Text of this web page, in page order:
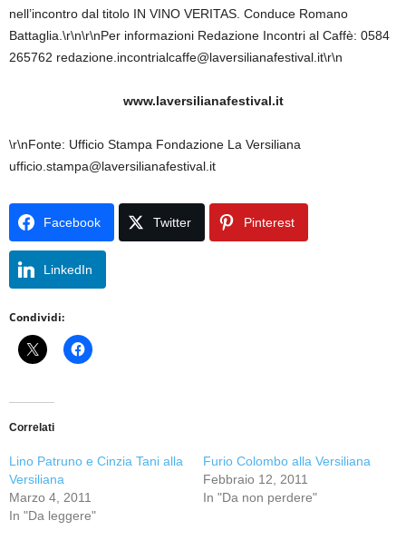
nell’incontro dal titolo IN VINO VERITAS. Conduce Romano
Battaglia.\r\n\r\nPer informazioni Redazione Incontri al Caffè: 0584
265762 redazione.incontrialcaffe@laversilianafestival.it\r\n
www.laversilianafestival.it
\r\nFonte: Ufficio Stampa Fondazione La Versiliana
ufficio.stampa@laversilianafestival.it
Facebook Twitter Pinterest
LinkedIn
Condividi:
Correlati
Lino Patruno e Cinzia Tani alla
Versiliana
Marzo 4, 2011
In "Da leggere"
Furio Colombo alla Versiliana
Febbraio 12, 2011
In "Da non perdere"